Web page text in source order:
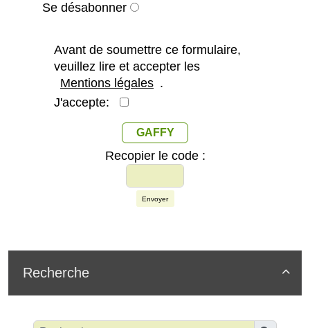
Se désabonner
Avant de soumettre ce formulaire,
veuillez lire et accepter les
Mentions légales .
J'accepte:
GAFFY
Recopier le code :
Envoyer

Recherche